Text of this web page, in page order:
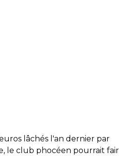
lâchés l'an dernier par
le club phocéen pourrait